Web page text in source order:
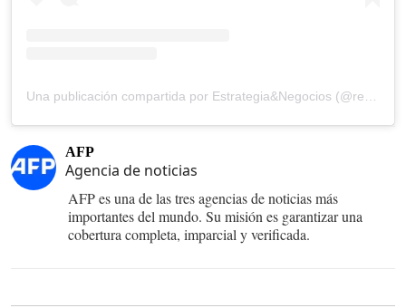
Una publicación compartida por Estrategia&Negocios (@revista_eyn)
AFP
Agencia de noticias
AFP es una de las tres agencias de noticias más
importantes del mundo. Su misión es garantizar una
cobertura completa, imparcial y verificada.